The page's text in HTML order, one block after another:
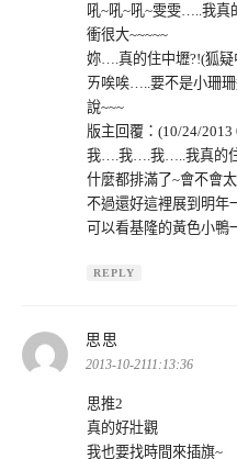
吼~吼~吼~雯雯…..我真
衝很大~~~~~
妳….真的住中壢?!(狐疑
ㄞ唉唉…..要不是小珊
說~~~
版主回覆：(10/24/2013
我….我….我…..我真的
什麼都排滿了~會不會
不過還好這裡展到明年
可以看基隆的黃色小鴨
REPLY
思思
示:
2013-10-2111:13:36
思推2
真的好壯觀
我也要找時間來插旗~